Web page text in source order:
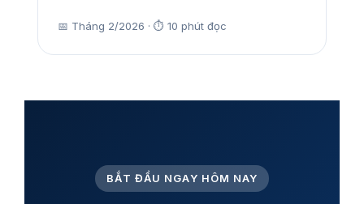
📅 Tháng 2/2026 · ⏱ 10 phút đọc
BẮT ĐẦU NGAY HÔM NAY